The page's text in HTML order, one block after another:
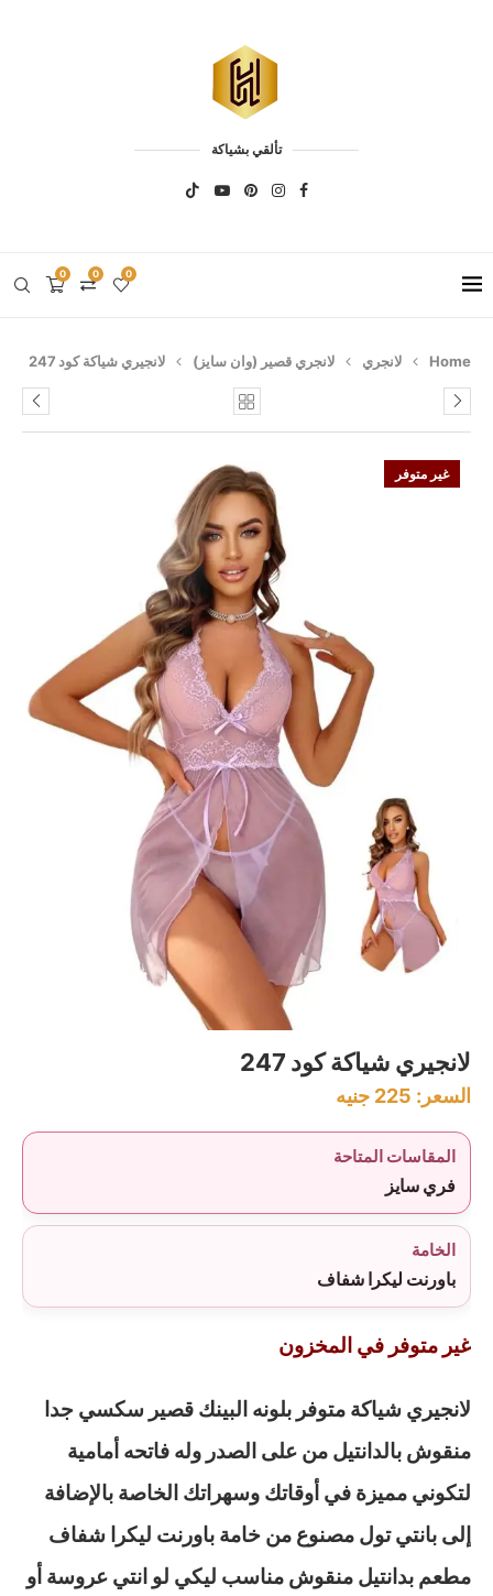
تألقي بشياكة
0 0 0
Home لانجري لانجري قصير (وان سايز) لانجيري شياكة كود 247
غير متوفر
لانجيري شياكة كود 247
السعر: 225 جنيه
المقاسات المتاحة
فري سايز
الخامة
باورنت ليكرا شفاف
غير متوفر في المخزون
لانجيري شياكة متوفر بلونه البينك قصير سكسي جدا
منقوش بالدانتيل من على الصدر وله فاتحه أمامية
لتكوني مميزة في أوقاتك وسهراتك الخاصة بالإضافة
إلى بانتي تول مصنوع من خامة باورنت ليكرا شفاف
مطعم بدانتيل منقوش مناسب ليكي لو انتي عروسة أو